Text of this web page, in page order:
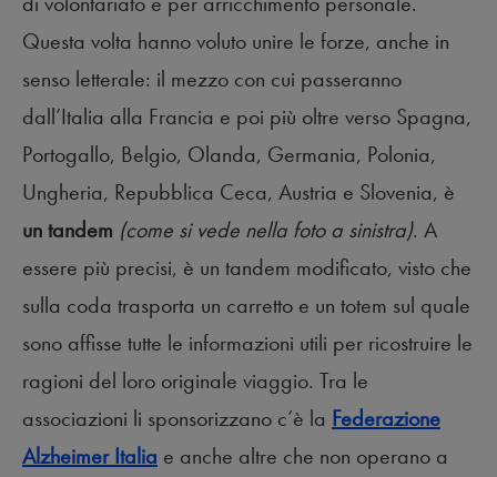
Questa volta hanno voluto unire le forze, anche in
senso letterale: il mezzo con cui passeranno
dall’Italia alla Francia e poi più oltre verso Spagna,
Portogallo, Belgio, Olanda, Germania, Polonia,
Ungheria, Repubblica Ceca, Austria e Slovenia, è
un tandem (come si vede nella foto a sinistra). A
essere più precisi, è un tandem modificato, visto che
sulla coda trasporta un carretto e un totem sul quale
sono affisse tutte le informazioni utili per ricostruire le
ragioni del loro originale viaggio. Tra le
associazioni li sponsorizzano c’è la Federazione
Alzheimer Italia e anche altre che non operano a